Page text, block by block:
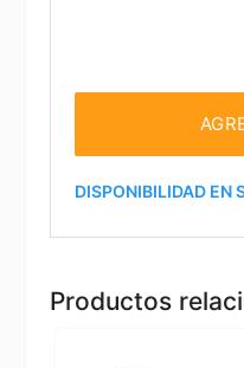
DISPONIBILIDAD EN
Productos